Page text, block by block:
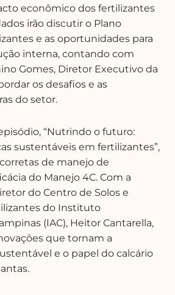
econômico dos fertilizantes
irão discutir o Plano
e as oportunidades para
interna, contando com
Gomes, Diretor Executivo da
os desafios e as
do setor.
“Nutrindo o futuro:
sustentáveis em fertilizantes”,
de manejo de
do Manejo 4C. Com a
do Centro de Solos e
do Instituto
(IAC), Heitor Cantarella,
que tornam a
e o papel do calcário